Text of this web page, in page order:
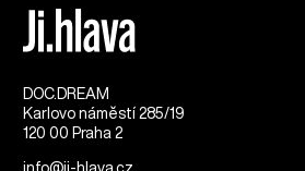
DOC.DREAM​
Karlovo náměstí 285/19
120 00 Praha 2